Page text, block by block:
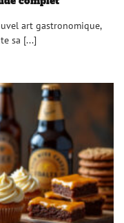
art gastronomique,
sa [...]